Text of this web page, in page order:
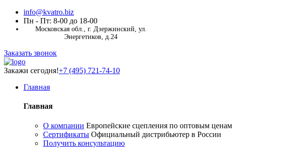
info@kvatro.biz
Пн - Пт: 8-00 до 18-00
Московская обл., г. Дзержинский, ул.
Энергетиков, д.24
Заказать звонок
Закажи сегодня!+7 (495) 721-74-10
Главная
Главная
О компании Европейские сцепления по оптовым ценам
Сертификаты Официальный дистрибьютер в России
Получить консультацию